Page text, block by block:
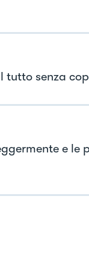
tutto senza
e le